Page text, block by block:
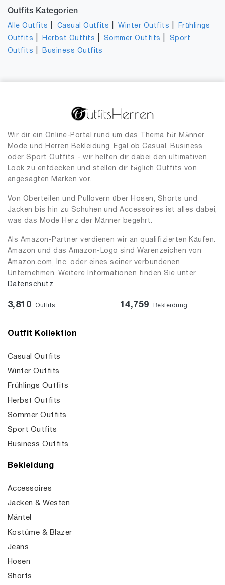
Outfits Kategorien
Alle Outfits Casual Outfits |Winter Outfits
Frühlings
Outfits
Herbst Outfits Sommer Outfits
Sport
Outfits
Business Outfits
Wir dir ein Online-Portal rund um das Thema für Männer
Mode und Herren Bekleidung. Egal ob Casual, Business
oder Sport Outfits - wir helfen dir dabei den ultimativen
Look zu entdecken und stellen dir täglich Outfits von
angesagten Marken vor.
Von Oberteilen und Pullovern über Hosen, Shorts und
Jacken bis hin zu Schuhen und Accessoires ist alles dabei,
was das Mode Herz der Männer begehrt.
Als Amazon-Partner verdienen wir an qualifizierten Käufen.
Amazon und das Amazon-Logo sind Warenzeichen von
Amazon.com, Inc. oder eines seiner verbundenen
Unternehmen. Weitere Informationen finden Sie unter
Datenschutz
3,810 Outfits 14,759 Bekleidung
Outfit Kollektion
Casual Outfits
Winter Outfits
Frühlings Outfits
Herbst Outfits
Sommer Outfits
Sport Outfits
Business Outfits
Bekleidung
Accessoires
Jacken & Westen
Mäntel
Kostüme & Blazer
Jeans
Hosen
Shorts